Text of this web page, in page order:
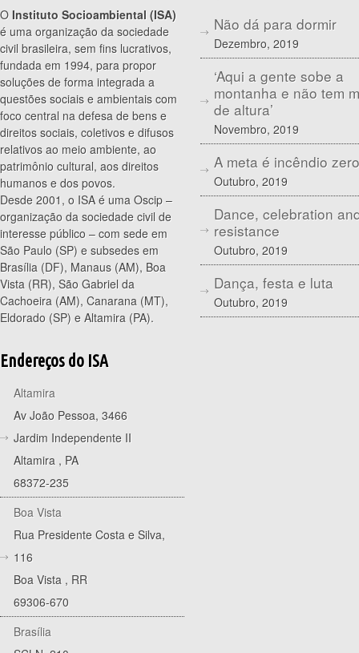
O Instituto Socioambiental (ISA)
é uma organização da sociedade
civil brasileira, sem fins lucrativos,
fundada em 1994, para propor
soluções de forma integrada a
questões sociais e ambientais com
foco central na defesa de bens e
direitos sociais, coletivos e difusos
relativos ao meio ambiente, ao
patrimônio cultural, aos direitos
humanos e dos povos.
Desde 2001, o ISA é uma Oscip –
organização da sociedade civil de
interesse público – com sede em
São Paulo (SP) e subsedes em
Brasília (DF), Manaus (AM), Boa
Vista (RR), São Gabriel da
Cachoeira (AM), Canarana (MT),
Eldorado (SP) e Altamira (PA).
Endereços do ISA
Altamira
Av João Pessoa, 3466
Jardim Independente II
Altamira , PA
68372-235
Boa Vista
Rua Presidente Costa e Silva,
116
Boa Vista , RR
69306-670
Brasília
Não dá para dormir
Dezembro, 2019
‘Aqui a gente sobe a
montanha e não tem
de altura’
Novembro, 2019
A meta é incêndio zero
Outubro, 2019
Dance, celebration
resistance
Outubro, 2019
Dança, festa e luta
Outubro, 2019